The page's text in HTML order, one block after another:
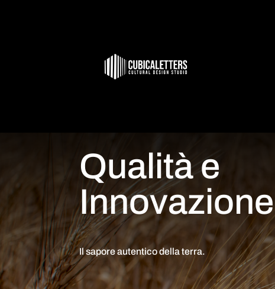
Qualità e
Innovazione
Il sapore autentico della terra.